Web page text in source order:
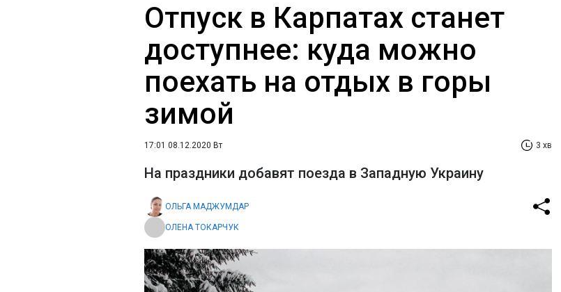
Отпуск в Карпатах станет
доступнее: куда можно
поехать на отдых в горы
зимой
17:01 08.12.2020 Вт 3 хв
На праздники добавят поезда в Западную Украину
ОЛЬГА МАДЖУМДАР
ОЛЕНА ТОКАРЧУК